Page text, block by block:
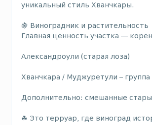
уникальный стиль Хванчкары.
🍇 Виноградник и растительность
Главная ценность участка —
Александроули (старая лоза)
Хванчкара / Муджуретули –
Дополнительно: смешанные
☘ Это терруар, где виноград